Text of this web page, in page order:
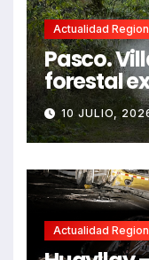
Actualidad
Pasco.
forestal
fallecidos
10 JULIO,
Actualidad